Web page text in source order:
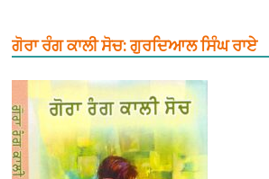
ਗੋਰਾ ਰੰਗ ਕਾਲੀ ਸੋਚ: ਗੁਰਦਿਆਲ ਸਿੰਘ ਰਾਏ